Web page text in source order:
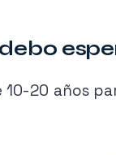
20 años